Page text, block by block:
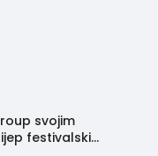
svojim
festivalski